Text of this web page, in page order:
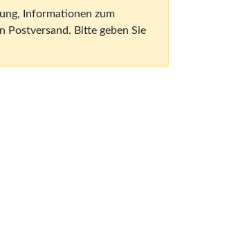
Postversand. Bitte geben Sie